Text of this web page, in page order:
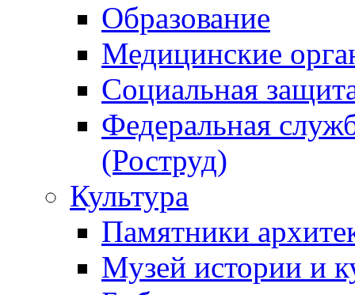
Образование
Медицинские
Социальная
Федеральная
(Роструд)
Культура
Памятники
Музей истории и